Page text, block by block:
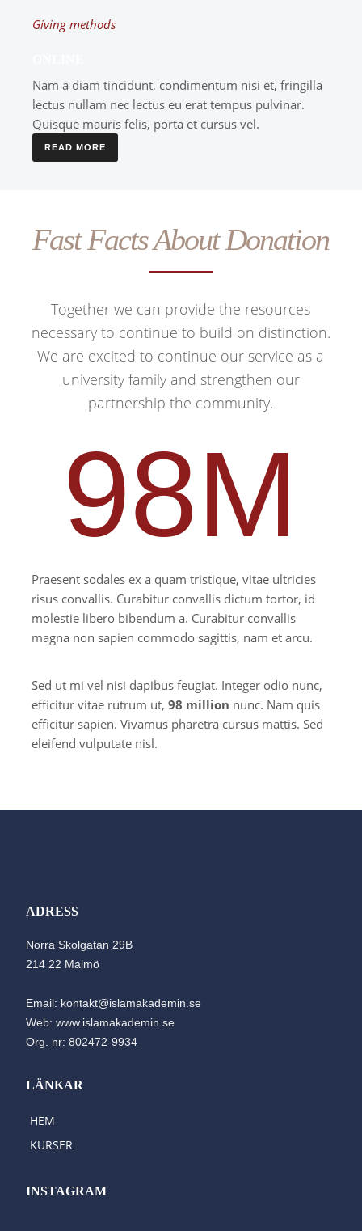
Giving methods
Nam a diam tincidunt, condimentum nisi et, fringilla
lectus nullam nec lectus eu erat tempus pulvinar.
Quisque mauris felis, porta et cursus vel.
READ MORE
Fast Facts About Donation
Together we can provide the resources
necessary to continue to build on distinction.
We are excited to continue our service as a
university family and strengthen our
partnership the community.
98M
Praesent sodales ex a quam tristique, vitae ultricies
risus convallis. Curabitur convallis dictum tortor, id
molestie libero bibendum a. Curabitur convallis
magna non sapien commodo sagittis, nam et arcu.
Sed ut mi vel nisi dapibus feugiat. Integer odio nunc,
efficitur vitae rutrum ut, 98 million nunc. Nam quis
efficitur sapien. Vivamus pharetra cursus mattis. Sed
eleifend vulputate nisl.
ADRESS
Norra Skolgatan 29B
214 22 Malmö
Email: kontakt@islamakademin.se
Web: www.islamakademin.se
Org. nr: 802472-9934
LÄNKAR
HEM
KURSER
INSTAGRAM